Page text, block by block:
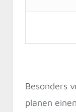
Besonders
planen